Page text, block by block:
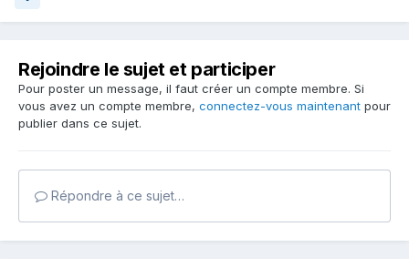
Rejoindre le sujet et participer
Pour poster un message, il faut créer un compte membre. Si
vous avez un compte membre, connectez-vous maintenant pour
publier dans ce sujet.
Répondre à ce sujet…